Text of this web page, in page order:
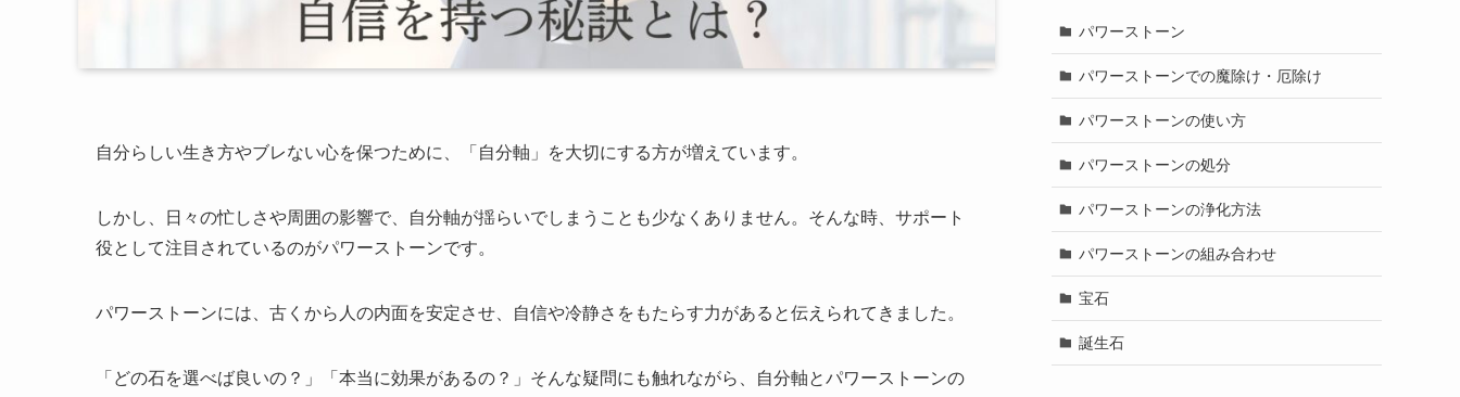
自分らしい生き方やブレない心を保つために、「自分軸」を大切にする方が増えています。
しかし、日々の忙しさや周囲の影響で、自分軸が揺らいでしまうことも少なくありません。そんな時、サポート
役として注目されているのがパワーストーンです。
パワーストーンには、古くから人の内面を安定させ、自信や冷静さをもたらす力があると伝えられてきました。
「どの石を選べば良いの？」「本当に効果があるの？」そんな疑問にも触れながら、自分軸とパワーストーンの
パワーストーン
パワーストーンでの魔除け・厄除け
パワーストーンの使い方
パワーストーンの処分
パワーストーンの浄化方法
パワーストーンの組み合わせ
宝石
誕生石